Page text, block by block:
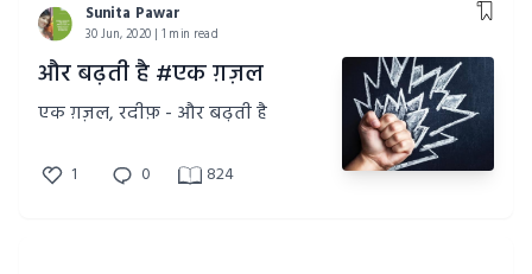
Sunita Pawar
30 Jun, 2020 | 1 min read
और बढ़ती है #एक ग़ज़ल
एक ग़ज़ल, रदीफ़ - और बढ़ती है
1 0 824